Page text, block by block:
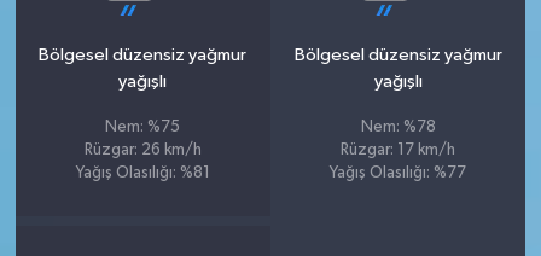
Bölgesel düzensiz yağmur
yağışlı
Nem: %75
Rüzgar: 26 km/h
Yağış Olasılığı: %81
Bölgesel düzensiz yağmur
yağışlı
Nem: %78
Rüzgar: 17 km/h
Yağış Olasılığı: %77